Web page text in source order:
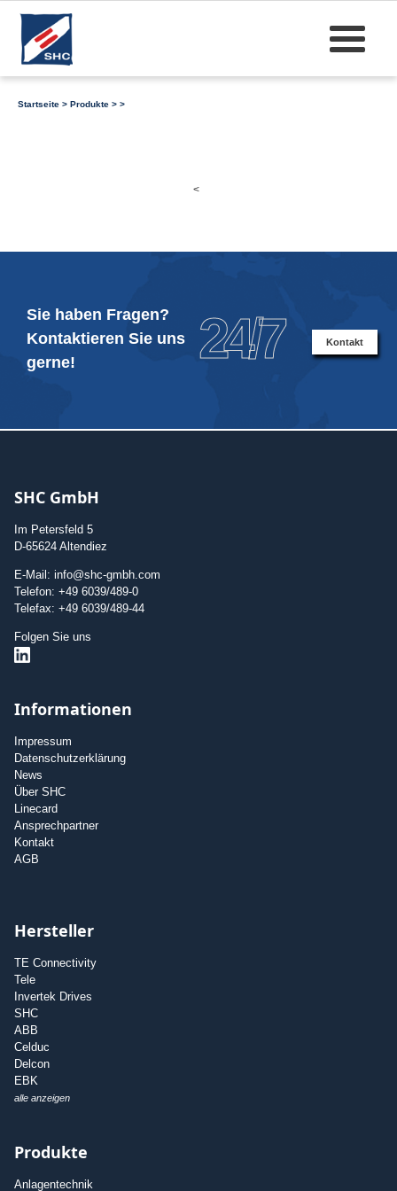
Startseite > Produkte > >
<
Sie haben Fragen?
Kontaktieren Sie uns
gerne!
24/7 Kontakt
SHC GmbH
Im Petersfeld 5
D-65624 Altendiez
E-Mail: info@shc-gmbh.com
Telefon: +49 6039/489-0
Telefax: +49 6039/489-44
Folgen Sie uns
Informationen
Impressum
Datenschutzerklärung
News
Über SHC
Linecard
Ansprechpartner
Kontakt
AGB
Hersteller
TE Connectivity
Tele
Invertek Drives
SHC
ABB
Celduc
Delcon
EBK
alle anzeigen
Produkte
Anlagentechnik